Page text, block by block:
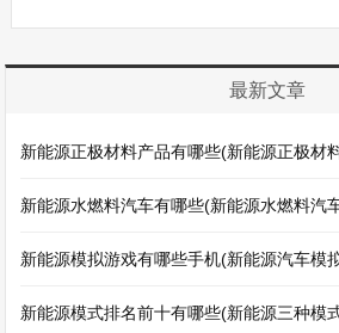
最新文章
新能源正极材料产品有哪些(新能源正极材
新能源水燃料汽车有哪些(新能源水燃料汽
新能源模拟游戏有哪些手机(新能源汽车模
新能源模式排名前十有哪些(新能源三种模